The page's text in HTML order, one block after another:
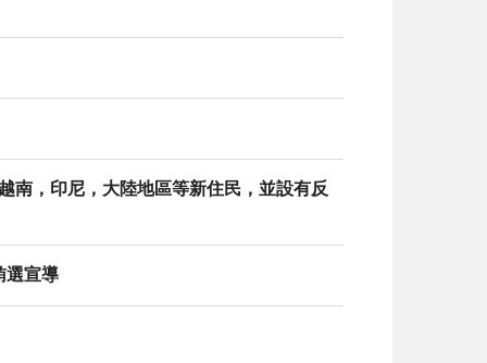
南，印尼，大陸地區等新住民，並設有反
選宣導